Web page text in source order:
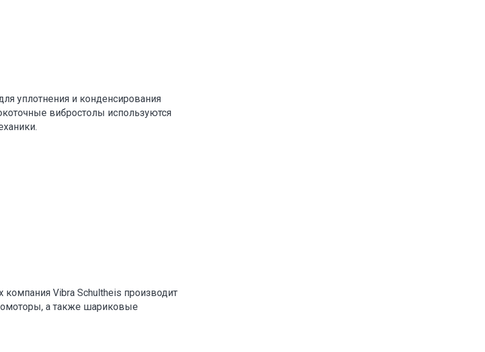
уплотнения и конденсирования
вибростолы используются
Vibra Schultheis производит
а также шариковые